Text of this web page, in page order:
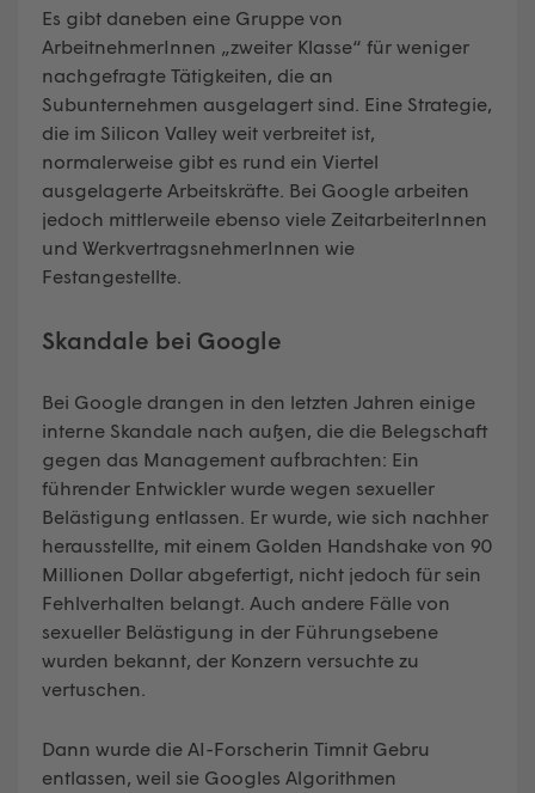
Es gibt daneben eine Gruppe von
ArbeitnehmerInnen „zweiter Klasse“ für weniger
nachgefragte Tätigkeiten, die an
Subunternehmen ausgelagert sind. Eine Strategie,
die im Silicon Valley weit verbreitet ist,
normalerweise gibt es rund ein Viertel
ausgelagerte Arbeitskräfte. Bei Google arbeiten
jedoch mittlerweile ebenso viele ZeitarbeiterInnen
und WerkvertragsnehmerInnen wie
Festangestellte.
Skandale bei Google
Bei Google drangen in den letzten Jahren einige
interne Skandale nach außen, die die Belegschaft
gegen das Management aufbrachten: Ein
führender Entwickler wurde wegen sexueller
Belästigung entlassen. Er wurde, wie sich nachher
herausstellte, mit einem Golden Handshake von 90
Millionen Dollar abgefertigt, nicht jedoch für sein
Fehlverhalten belangt. Auch andere Fälle von
sexueller Belästigung in der Führungsebene
wurden bekannt, der Konzern versuchte zu
vertuschen.
Dann wurde die AI-Forscherin Timnit Gebru
entlassen, weil sie Googles Algorithmen